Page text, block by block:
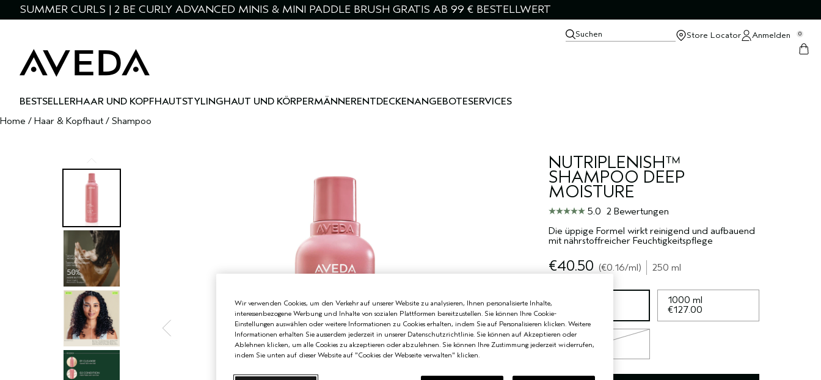
SUMMER CURLS | 2 BE CURLY ADVANCED MINIS & MINI PADDLE BRUSH GRATIS AB 99 € BESTELLWERT
Suchen Store Locator Anmelden 0
BESTSELLERHAAR UND KOPFHAUTSTYLINGHAUT UND KÖRPERMÄNNERENTDECKENANGEBOTESERVICES
Home / Haar & Kopfhaut / Shampoo
NUTRIPLENISH™
SHAMPOO DEEP
MOISTURE
5.0 2 Bewertungen
Die üppige Formel wirkt reinigend und aufbauend
mit nährstoffreicher Feuchtigkeitspflege
€40.50 €0.16/ml 250 ml
1000 ml
€127.00
50 ml
€12.00
Wir verwenden Cookies, um den Verkehr auf unserer Website zu analysieren, Ihnen personalisierte Inhalte,
interessenbezogene Werbung und Inhalte von sozialen Plattformen bereitzustellen. Sie können Ihre Cookie-
Einstellungen auswählen oder weitere Informationen zu Cookies erhalten, indem Sie auf Personalisieren klicken. Weitere
Informationen erhalten Sie ausserdem jederzeit in unserer Datenschutzrichtlinie. Sie können auf Akzeptieren oder
Ablehnen klicken, um alle Cookies zu akzeptieren oder abzulehnen. Sie können Ihre Zustimmung jederzeit widerrufen,
indem Sie unten auf dieser Website auf "Cookies der Webseite verwalten" klicken.